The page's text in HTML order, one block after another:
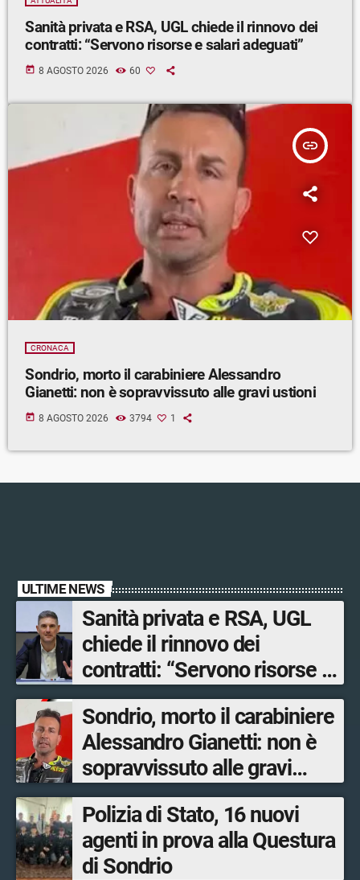
Sanità privata e RSA, UGL chiede il rinnovo dei
contratti: “Servono risorse e salari adeguati”
today 8 AGOSTO 2026 60
insert_link
CRONACA
Sondrio, morto il carabiniere Alessandro
Gianetti: non è sopravvissuto alle gravi ustioni
today 8 AGOSTO 2026 3794 1
ULTIME NEWS
Sanità privata e RSA, UGL
chiede il rinnovo dei
contratti: “Servono risorse e
salari adeguati”
Sondrio, morto il carabiniere
Alessandro Gianetti: non è
sopravvissuto alle gravi
ustioni
Polizia di Stato, 16 nuovi
agenti in prova alla Questura
di Sondrio